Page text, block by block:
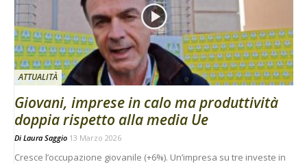
ATTUALITÀ
Giovani, imprese in calo ma produttività
doppia rispetto alla media Ue
Di Laura Saggio 13 Marzo 2026
Cresce l’occupazione giovanile (+6%). Un’impresa su tre investe in